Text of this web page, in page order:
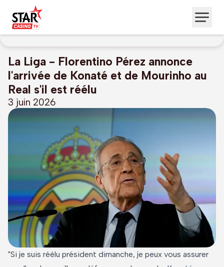
La Liga - Florentino Pérez annonce
l'arrivée de Konaté et de Mourinho au
Real s'il est réélu
3 juin 2026
"Si je suis réélu président dimanche, je peux vous assurer